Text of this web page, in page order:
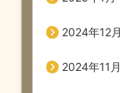
2024年12月
2024年11月